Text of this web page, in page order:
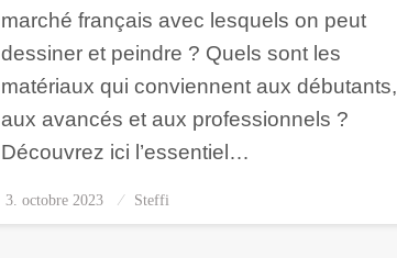
marché français avec lesquels on peut
dessiner et peindre ? Quels sont les
matériaux qui conviennent aux débutants,
aux avancés et aux professionnels ?
Découvrez ici l’essentiel…
Posted
on
3. octobre 2023 Steffi